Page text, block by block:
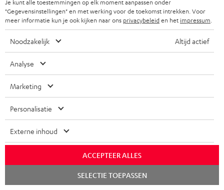
Audiotechnologieën, hifi-trends, tips & tricks
Je kunt alle toestemmingen op elk moment aanpassen onder
"Gegevensinstellingen" en met werking voor de toekomst intrekken. Voor
meer informatie kun je ook kijken naar ons privacybeleiden het impressum
Noodzakelijk Altijd actief
Analyse
Marketing
Personalisatie
Externe inhoud
ACCEPTEER ALLES
SELECTIE TOEPASSEN